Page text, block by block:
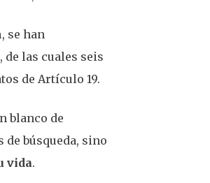
, se han
, de las cuales seis
de Artículo 19.
blanco de
búsqueda, sino
vida.